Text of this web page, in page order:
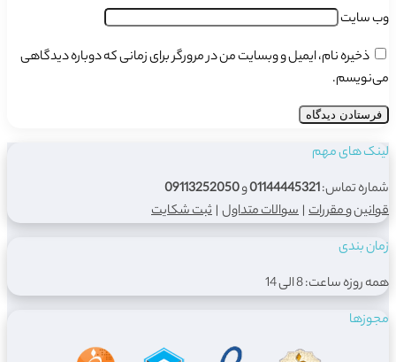
وب‌ سایت
ذخیره نام، ایمیل و وبسایت من در مرورگر برای زمانی که دوباره دیدگاهی
می‌نویسم.
لینک های مهم
شماره تماس:01144445321و09113252050
قوانین و مقررات | سوالات متداول | ثبت شکایت
زمان بندی
همه روزه ساعت: 8 الی 14
مجوزها